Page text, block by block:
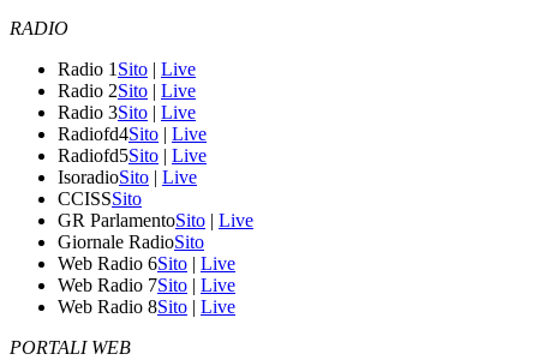
RADIO
Radio 1 Sito | Live
Radio 2Sito | Live
Radio 3Sito | Live
Radiofd4Sito | Live
Radiofd5Sito | Live
IsoradioSito | Live
CCISSSito
GR ParlamentoSito | Live
Giornale RadioSito
Web Radio 6Sito | Live
Web Radio 7Sito | Live
Web Radio 8Sito | Live
PORTALI WEB